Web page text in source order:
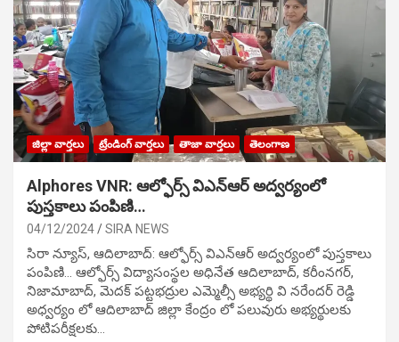
జిల్లా వార్తలు ట్రేండింగ్ వార్తలు తాజా వార్తలు తెలంగాణ
Alphores VNR: ఆల్ఫోర్స్ విఎన్ఆర్ అద్వర్యంలో
పుస్తకాలు పంపిణి…
04/12/2024 SIRA NEWS
సిరా న్యూస్, ఆదిలాబాద్: ఆల్ఫోర్స్ విఎన్ఆర్ అద్వర్యంలో పుస్తకాలు
పంపిణి… ఆల్ఫోర్స్ విద్యాసంస్థల అధినేత ఆదిలాబాద్, కరీంనగర్,
నిజామాబాద్, మెదక్ పట్టభద్రుల ఎమ్మెల్సీ అభ్యర్థి వి నరేందర్ రెడ్డి
అధ్వర్యం లో ఆదిలాబాద్ జిల్లా కేంద్రం లో పలువురు అభ్యర్థులకు
పోటిప‌రీక్ష‌ల‌కు…